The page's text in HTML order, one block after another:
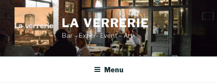
contenu
principal
LA VERRERIE
Bar – Expo – Event – Art
Menu